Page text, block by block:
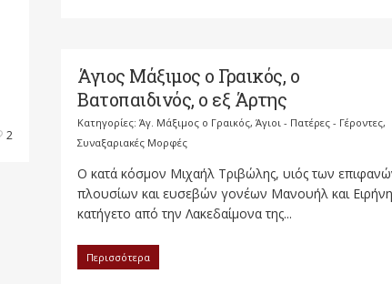
2
Άγιος Μάξιμος ο Γραικός, ο
Βατοπαιδινός, ο εξ Άρτης
Κατηγορίες: Άγ. Μάξιμος ο Γραικός, Άγιοι - Πατέρες - Γέροντες,
Συναξαριακές Μορφές
Ο κατά κόσμον Μιχαήλ Τριβώλης, υιός των
πλουσίων και ευσεβών γονέων Μανουήλ και
κατήγετο από την Λακεδαίμονα της...
Περισσότερα